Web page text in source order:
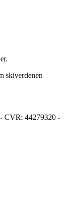
skiverdenen
CVR: 44279320 -